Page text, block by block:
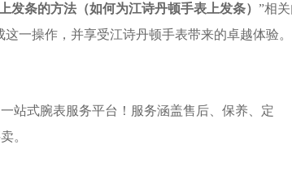
发条的方法（如何为江诗丹顿手表上发条） ”相
一操作，并享受江诗丹顿手表带来的卓越体验